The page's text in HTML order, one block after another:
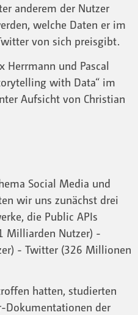
anderem der Nutzer
welche Daten er im
von sich preisgibt.
Herrmann und Pascal
with Data“ im
Aufsicht von Christian
Social Media und
wir uns zunächst drei
die Public APIs
Milliarden Nutzer) -
- Twitter (326 Millionen
hatten, studierten
Dokumentationen der